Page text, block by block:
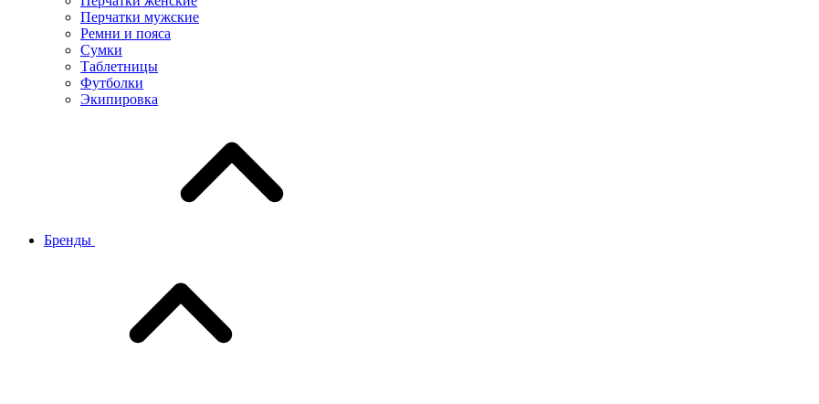
Перчатки мужские
Ремни и пояса
Сумки
Таблетницы
Футболки
Экипировка
Бренды